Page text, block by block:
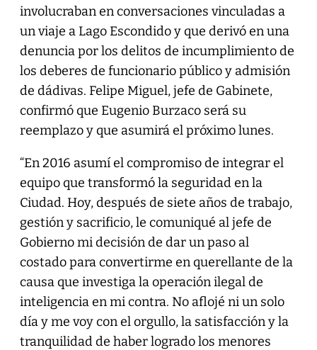
involucraban en conversaciones vinculadas a
un viaje a Lago Escondido y que derivó en una
denuncia por los delitos de incumplimiento de
los deberes de funcionario público y admisión
de dádivas. Felipe Miguel, jefe de Gabinete,
confirmó que Eugenio Burzaco será su
reemplazo y que asumirá el próximo lunes.
“En 2016 asumí el compromiso de integrar el
equipo que transformó la seguridad en la
Ciudad. Hoy, después de siete años de trabajo,
gestión y sacrificio, le comuniqué al jefe de
Gobierno mi decisión de dar un paso al
costado para convertirme en querellante de la
causa que investiga la operación ilegal de
inteligencia en mi contra. No aflojé ni un solo
día y me voy con el orgullo, la satisfacción y la
tranquilidad de haber logrado los menores